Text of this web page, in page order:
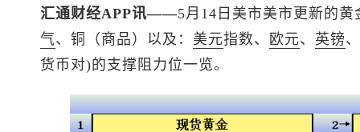
汇通财经APP讯——5月14日美市美市更新的黄
气、铜（商品）以及： 美元指数、 欧元、 英镑、
货币对)的支撑阻力位一览。